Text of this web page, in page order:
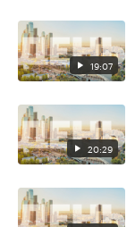
19:07
20:29